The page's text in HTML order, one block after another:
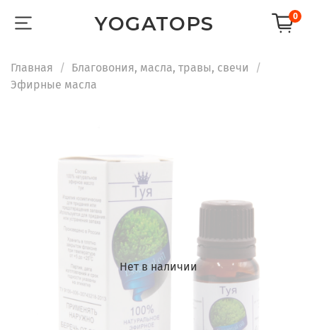
YOGATOPS 0
Главная
Благовония, масла, травы, свечи
Эфирные масла
Нет в наличии